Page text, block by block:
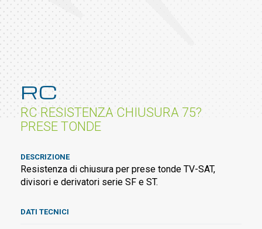
RC
RC RESISTENZA CHIUSURA 75?
PRESE TONDE
DESCRIZIONE
Resistenza di chiusura per prese tonde TV-SAT,
divisori e derivatori serie SF e ST.
DATI TECNICI